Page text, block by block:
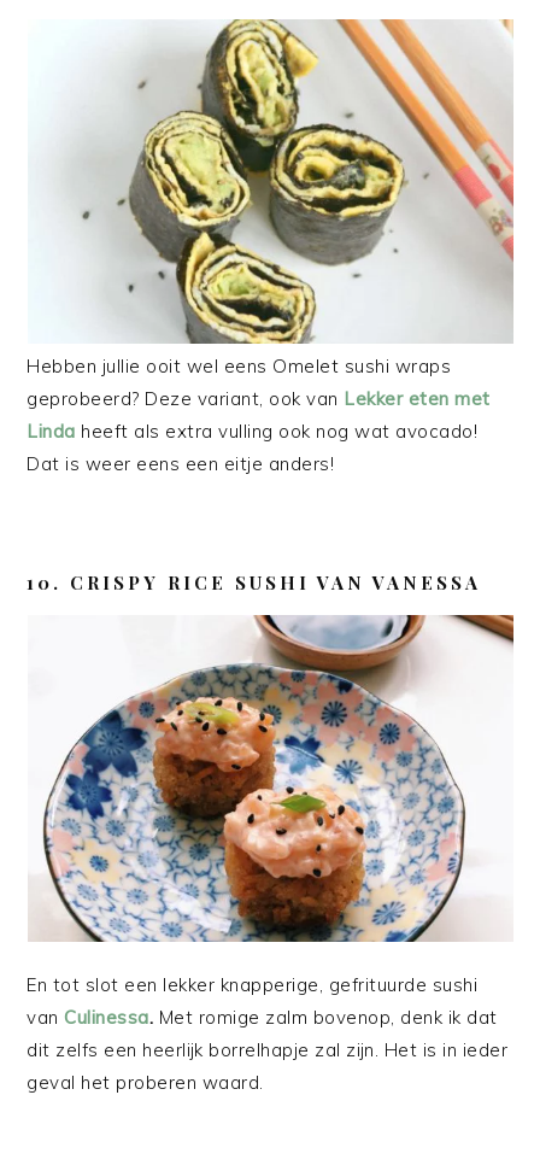
Hebben jullie ooit wel eens Omelet sushi wraps
geprobeerd? Deze variant, ook van Lekker eten met
Linda heeft als extra vulling ook nog wat avocado!
Dat is weer eens een eitje anders!
10. CRISPY RICE SUSHI VAN VANESSA
En tot slot een lekker knapperige, gefrituurde sushi
van Culinessa. Met romige zalm bovenop, denk ik dat
dit zelfs een heerlijk borrelhapje zal zijn. Het is in ieder
geval het proberen waard.